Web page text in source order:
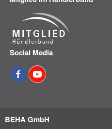
Social Media
BEHA GmbH